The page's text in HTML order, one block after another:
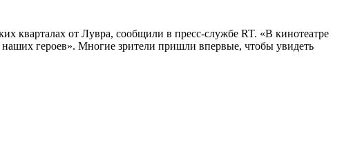
кварталах от Лувра, сообщили в пресс-службе RT. «В кинотеатре
наших героев». Многие зрители пришли впервые, чтобы увидеть